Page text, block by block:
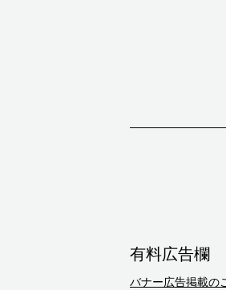
有料広告欄
バナー広告掲載の